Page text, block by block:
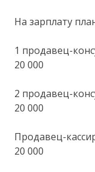
На зарплату
1 продавец-
20 000
2 продавец-
20 000
Продавец-
20 000